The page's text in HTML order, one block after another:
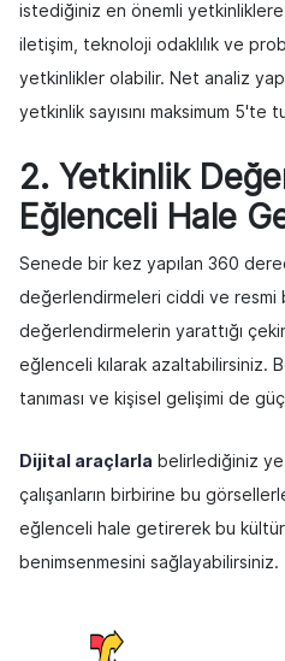
istediğiniz en önemli
iletişim, teknoloji odaklılık ve
yetkinlikler olabilir. Net analiz
yetkinlik sayısını maksimum 5'te
2. Yetkinlik
Eğlenceli Hale
Senede bir kez yapılan 360
değerlendirmeleri ciddi ve resmi
değerlendirmelerin yarattığı
eğlenceli kılarak azaltabilirsiniz.
tanıması ve kişisel gelişimi de
Dijital araçlarla belirlediğiniz
çalışanların birbirine bu
eğlenceli hale getirerek bu
benimsenmesini sağlayabilirsiniz.